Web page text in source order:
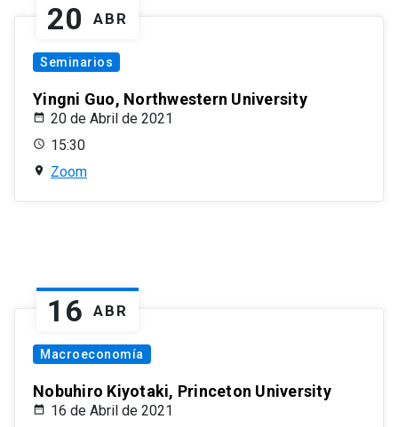
20 ABR
Seminarios
Yingni Guo, Northwestern University
20 de Abril de 2021
15:30
Zoom
16 ABR
Macroeconomía
Nobuhiro Kiyotaki, Princeton University
16 de Abril de 2021